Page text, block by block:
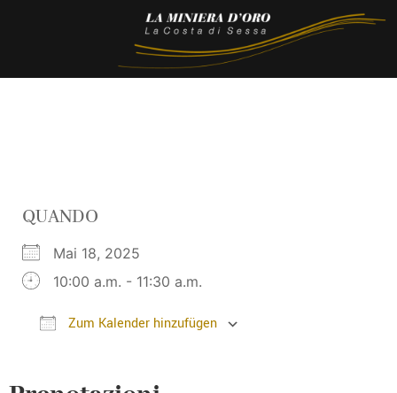
QUANDO
Mai 18, 2025
10:00 a.m. - 11:30 a.m.
Zum Kalender hinzufügen